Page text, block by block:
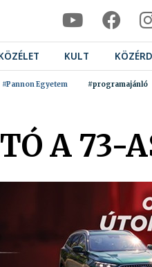
KULT
#Pannon Egyetem #programajánló
A 73-